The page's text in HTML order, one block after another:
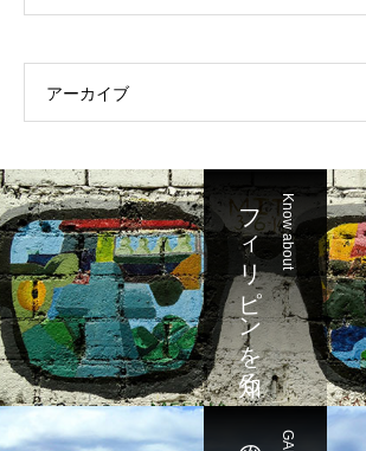
アーカイブ
Know about
フィリピンを知る